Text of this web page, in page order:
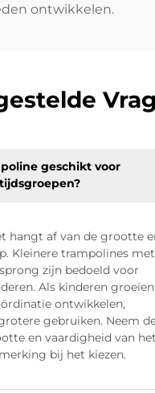
ontwikkelen.
geschikt voor
hangt af van de grootte
Kleinere trampolines met
zijn bedoeld voor
Als kinderen groeien
ontwikkelen,
gebruiken. Neem
en vaardigheid van het
bij het kiezen.